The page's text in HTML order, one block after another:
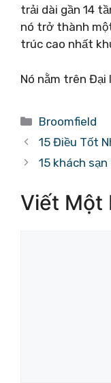
trải dài gần 14
nó trở thành
trúc cao nhất
Nó nằm trên Đại
Danh
mục
Broomfield
15 Điều Tốt
15 khách
Viết Một